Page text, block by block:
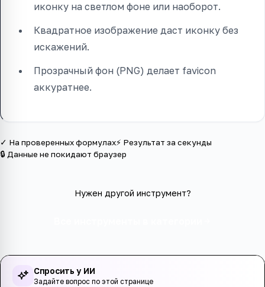
иконку на светлом фоне или наоборот.
Квадратное изображение даст иконку без
искажений.
Прозрачный фон (PNG) делает favicon
аккуратнее.
✓ На проверенных формулах⚡ Результат за секунды
🔒 Данные не покидают браузер
Нужен другой инструмент?
Спросить у ИИ
Задайте вопрос по этой странице